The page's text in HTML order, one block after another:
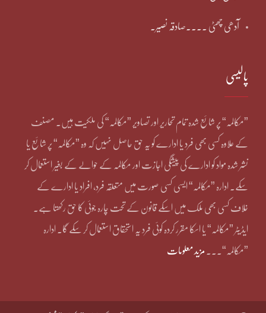
آدھی چھٹی ۔۔۔۔صادقہ نصیر۔
پالیسی
”مکالمہ“ پر شائع شدہ تمام تحاریر اور تصاویر ”مکالمہ“ کی ملکیت ہیں۔ مصنف
کے علاوہ کسی بھی فرد یا ادارے کو یہ حق حاصل نہیں کہ وہ ”مکالمہ“ پر شائع یا
نشر شدہ مواد کو ادارے کی پیشگی اجازت اور مکالمہ کے حوالے کے بغیر استعمال کر
سکے۔ ادارہ ”مکالمہ“ ایسی کسی صورت میں متعلقہ فرد، افراد یا ادارے کے
خلاف کسی بھی ملک میں اسکے قانون کے تحت چارہ جوئی کا حق رکھتا ہے۔
ایڈیٹر ”مکالمہ“ یا اسکا مقرر کردہ کوئی فرد یہ استحقاق استعمال کر سکے گا۔ ادارہ
”مکالمہ“۔۔۔ مزید معلومات